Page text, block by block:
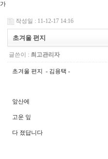
가
작성일 : 11-12-17 14:16
초겨울 편지
글쓴이 : 최고관리자
초겨울 편지 - 김용택 -
앞산에
고운 잎
다 졌답니다